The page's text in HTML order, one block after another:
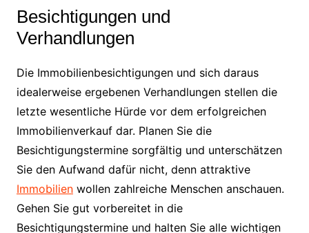
Besichtigungen und
Verhandlungen
Die Immobilienbesichtigungen und sich daraus
idealerweise ergebenen Verhandlungen stellen die
letzte wesentliche Hürde vor dem erfolgreichen
Immobilienverkauf dar. Planen Sie die
Besichtigungstermine sorgfältig und unterschätzen
Sie den Aufwand dafür nicht, denn attraktive
Immobilienwollen zahlreiche Menschen anschauen.
Gehen Sie gut vorbereitet in die
Besichtigungstermine und halten Sie alle wichtigen